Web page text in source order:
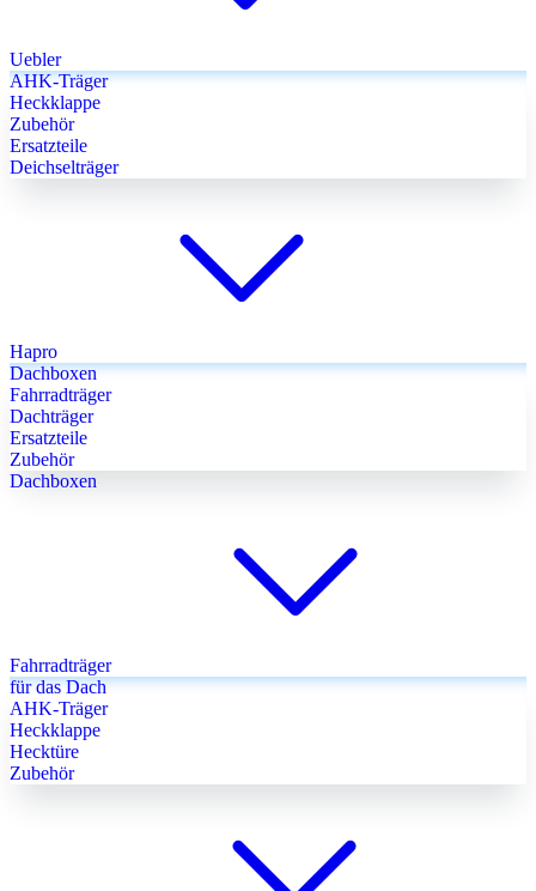
Uebler
AHK-Träger
Heckklappe
Zubehör
Ersatzteile
Deichselträger
Hapro
Dachboxen
Fahrradträger
Dachträger
Ersatzteile
Zubehör
Dachboxen
Fahrradträger
für das Dach
AHK-Träger
Heckklappe
Hecktüre
Zubehör